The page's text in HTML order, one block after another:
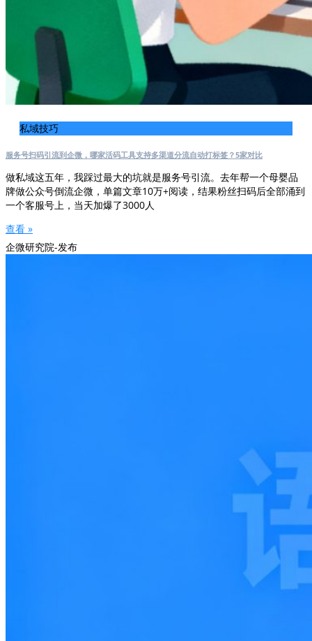
私域技巧
服务号扫码引流到企微，哪家活码工具支持多渠道分流自动打标签？5家对比
做私域这五年，我踩过最大的坑就是服务号引流。去年帮一个母婴品
牌做公众号倒流企微，单篇文章10万+阅读，结果粉丝扫码后全部涌到
一个客服号上，当天加爆了3000人
查看 »
企微研究院-发布